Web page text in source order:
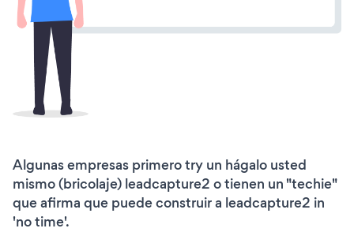
Algunas empresas primero try un hágalo usted
mismo (bricolaje) leadcapture2 o tienen un "techie"
que afirma que puede construir a leadcapture2 in
'no time'.